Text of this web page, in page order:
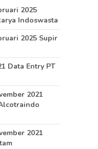
2025
Indoswasta
2025 Supir
Data Entry PT
2021
2021